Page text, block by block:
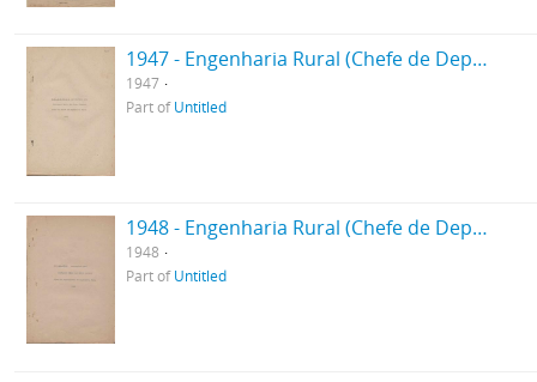
1947 - Engenharia Rural (Chefe de Departamento)
1947
Part ofUntitled
1948 - Engenharia Rural (Chefe de Departamento)
1948
Part ofUntitled